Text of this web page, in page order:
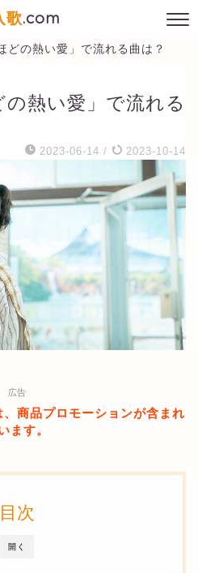
歌.com
どの熱い愛」で流れる曲は？
の熱い愛」で流れる
2023-06-14 / 2023-10-14
広告
商品プロモーションが含まれ
ます。
開く
目次